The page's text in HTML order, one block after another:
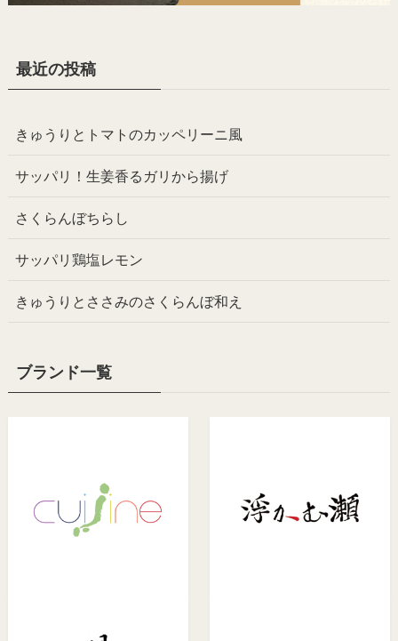
最近の投稿
きゅうりとトマトのカッペリーニ風
サッパリ！生姜香るガリから揚げ
さくらんぼちらし
サッパリ鶏塩レモン
きゅうりとささみのさくらんぼ和え
ブランド一覧